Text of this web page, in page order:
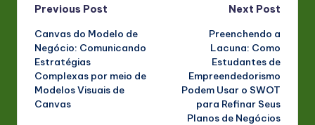
Post
navigation
Previous Post
Canvas do Modelo de
Negócio: Comunicando
Estratégias
Complexas por meio de
Modelos Visuais de
Canvas
Next Post
Preenchendo a
Lacuna: Como
Estudantes de
Empreendedorismo
Podem Usar o SWOT
para Refinar Seus
Planos de Negócios